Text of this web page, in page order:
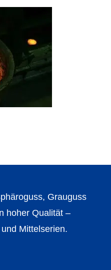
Grauguss
hoher Qualität –
Mittelserien.